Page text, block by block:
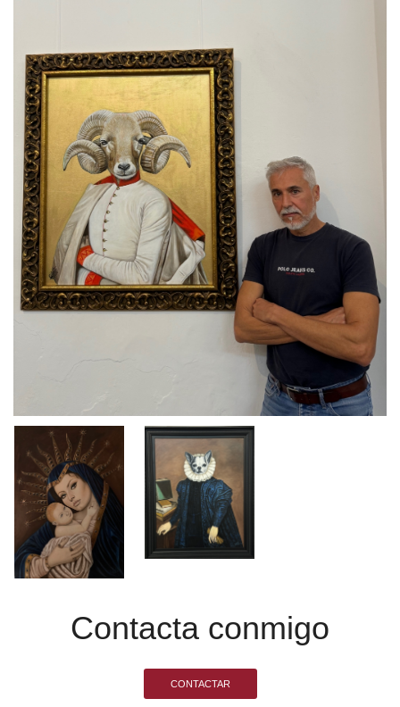
Contacta conmigo
CONTACTAR